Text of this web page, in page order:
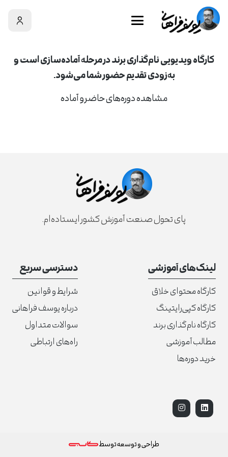
کارگاه ویدیویی نام‌گذاری برند در مرحله آماده‌سازی است و
به‌زودی تقدیم حضور شما می‌شود.
مشاهده دوره‌های حاضر و آماده
پای تحول صنعت آموزش کشور ایستاده‌ام.
لینک‌های آموزشی
کارگاه محتوای خلاق
کارگاه کپی‌رایتینگ
کارگاه نام‌گذاری برند
مطالب آموزشی
خرید دوره‌ها
دسترسی سریع
شرایط و قوانین
درباره یوسف فراهانی
سوالات متداول
راه‌های ارتباطی
طراحی و توسعه توسط
سبد خرید شما خالی است!